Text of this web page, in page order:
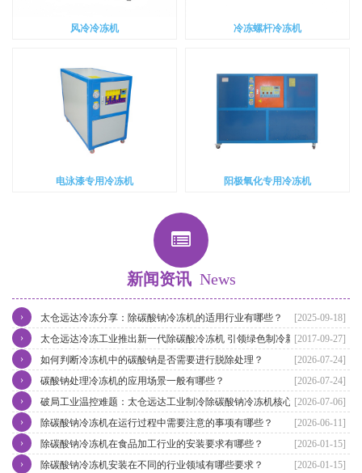
风冷冷冻机 冷冻螺杆冷冻机
电泳漆专用冷冻机 阳极氧化专用冷冻机
新闻资讯 News
[2025-09-18]
太仓远达冷冻分享：除碳酸钠冷冻机的适用行业有哪些？
›
[2017-09-27]
太仓远达冷冻工业推出新一代除碳酸冷冻机 引领绿色制冷新潮流
›
[2026-07-24]
如何判断冷冻机中的碳酸钠是否需要进行脱除处理？
›
[2026-07-24]
碳酸钠处理冷冻机的应用场景一般有哪些？
›
[2026-07-06]
破局工业温控难题：太仓远达工业制冷除碳酸钠冷冻机核心优势解析
›
[2026-06-11]
除碳酸钠冷冻机在运行过程中需要注意的事项有哪些？
›
[2026-01-15]
除碳酸钠冷冻机在食品加工行业的安装要求有哪些？
›
[2026-01-15]
除碳酸钠冷冻机安装在不同的行业领域有哪些要求？
›